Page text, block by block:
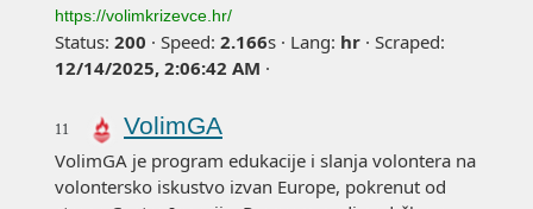
https://volimkrizevce.hr/
Status: 200 · Speed: 2.166s · Lang: hr · Scraped:
12/14/2025, 2:06:42 AM ·
11 VolimGA
VolimGA je program edukacije i slanja volontera na
volontersko iskustvo izvan Europe, pokrenut od